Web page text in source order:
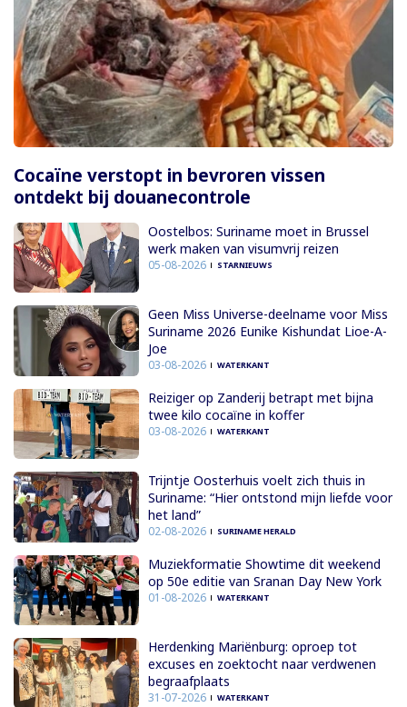
Cocaïne verstopt in bevroren vissen
ontdekt bij douanecontrole
Oostelbos: Suriname moet in Brussel
werk maken van visumvrij reizen
05-08-2026 STARNIEUWS
Geen Miss Universe-deelname voor Miss
Suriname 2026 Eunike Kishundat Lioe-A-
Joe
03-08-2026 WATERKANT
Reiziger op Zanderij betrapt met bijna
twee kilo cocaïne in koffer
03-08-2026 WATERKANT
Trijntje Oosterhuis voelt zich thuis in
Suriname: “Hier ontstond mijn liefde voor
het land”
02-08-2026 SURINAME HERALD
Muziekformatie Showtime dit weekend
op 50e editie van Sranan Day New York
01-08-2026 WATERKANT
Herdenking Mariënburg: oproep tot
excuses en zoektocht naar verdwenen
begraafplaats
31-07-2026 WATERKANT